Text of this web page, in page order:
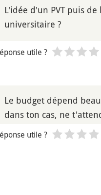
L'idée d'un PVT puis
universitaire ?
utile ?
Le budget dépend
dans ton cas, ne
utile ?